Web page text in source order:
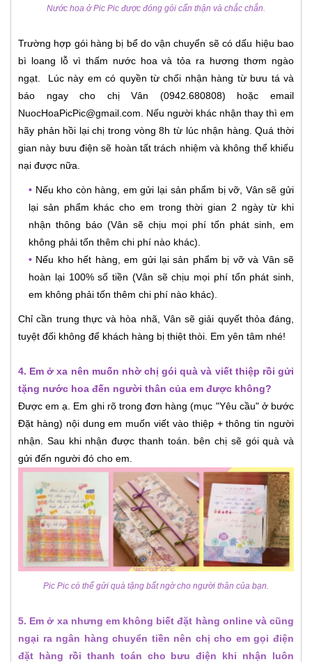
Nước hoa ở Pic Pic được đóng gói cẩn thận và chắc chắn.
Trường hợp gói hàng bị bể do vận chuyển sẽ có dấu hiệu bao
bì loang lỗ vì thấm nước hoa và tỏa ra hương thơm ngào
ngạt. Lúc này em có quyền từ chối nhận hàng từ bưu tá và
báo ngay cho chị Vân (0942.680808) hoặc email
NuocHoaPicPic@gmail.com. Nếu người khác nhận thay thì em
hãy phản hồi lại chị trong vòng 8h từ lúc nhận hàng. Quá thời
gian này bưu điện sẽ hoàn tất trách nhiệm và không thể khiếu
nại được nữa.
• Nếu kho còn hàng, em gửi lại sản phẩm bị vỡ, Vân sẽ gửi
lại sản phẩm khác cho em trong thời gian 2 ngày từ khi
nhận thông báo (Vân sẽ chịu mọi phí tổn phát sinh, em
không phải tốn thêm chi phí nào khác).
• Nếu kho hết hàng, em gửi lại sản phẩm bị vỡ và Vân sẽ
hoàn lại 100% số tiền (Vân sẽ chịu mọi phí tổn phát sinh,
em không phải tốn thêm chi phí nào khác).
Chỉ cần trung thực và hòa nhã, Vân sẽ giải quyết thỏa đáng,
tuyệt đối không để khách hàng bị thiệt thòi. Em yên tâm nhé!
4. Em ở xa nên muốn nhờ chị gói quà và viết thiệp rồi gửi
tặng nước hoa đến người thân của em được không?
Được em ạ. Em ghi rõ trong đơn hàng (mục "Yêu cầu" ở bước
Đặt hàng) nội dung em muốn viết vào thiệp + thông tin người
nhận. Sau khi nhận được thanh toán. bên chị sẽ gói quà và
gửi đến người đó cho em.
Pic Pic có thể gửi quà tặng bất ngờ cho người thân của bạn.
5. Em ở xa nhưng em không biết đặt hàng online và cũng
ngại ra ngân hàng chuyển tiền nên chị cho em gọi điện
đặt hàng rồi thanh toán cho bưu điện khi nhận luôn